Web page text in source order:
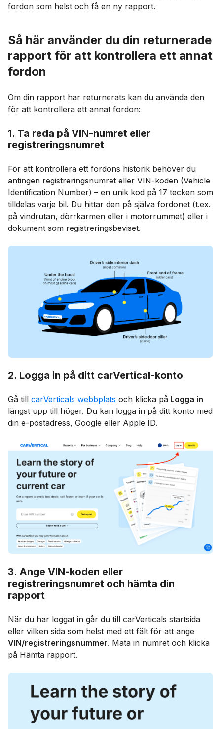
fordon som helst och få en ny rapport.
Så här använder du din returnerade
rapport för att kontrollera ett annat
fordon
Om din rapport har returnerats kan du använda den
för att kontrollera ett annat fordon:
1. Ta reda på VIN-numret eller
registreringsnumret
För att kontrollera ett fordons historik behöver du
antingen registreringsnumret eller VIN-koden (Vehicle
Identification Number) – en unik kod på 17 tecken som
tilldelas varje bil. Du hittar den på själva fordonet (t.ex.
på vindrutan, dörrkarmen eller i motorrummet) eller i
dokument som registreringsbeviset.
2. Logga in på ditt carVertical-konto
Gå till carVerticals webbplats och klicka på Logga in
längst upp till höger. Du kan logga in på ditt konto med
din e-postadress, Google eller Apple ID.
3. Ange VIN-koden eller
registreringsnumret och hämta din
rapport
När du har loggat in går du till carVerticals startsida
eller vilken sida som helst med ett fält för att ange
VIN/registreringsnummer. Mata in numret och klicka
på Hämta rapport.